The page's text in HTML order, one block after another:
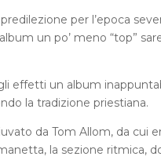
per l’epoca
un po’ meno “top”
effetti un album
la tradizione priestiana.
da Tom Allom, da cui
la sezione ritmica,